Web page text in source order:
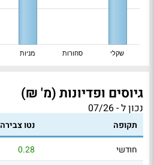
מניות סחורות שקלי
גיוסים ופדיונות (מ' ₪)
נכון ל - 07/26
תקופה נטו צבירה
חודשי
0.28